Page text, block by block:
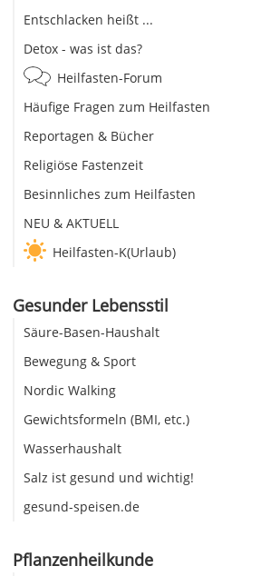
Entschlacken heißt ...
Detox - was ist das?
Heilfasten-Forum
Häufige Fragen zum Heilfasten
Reportagen & Bücher
Religiöse Fastenzeit
Besinnliches zum Heilfasten
NEU & AKTUELL
Heilfasten-K(Urlaub)
Gesunder Lebensstil
Säure-Basen-Haushalt
Bewegung & Sport
Nordic Walking
Gewichtsformeln (BMI, etc.)
Wasserhaushalt
Salz ist gesund und wichtig!
gesund-speisen.de
Pflanzenheilkunde